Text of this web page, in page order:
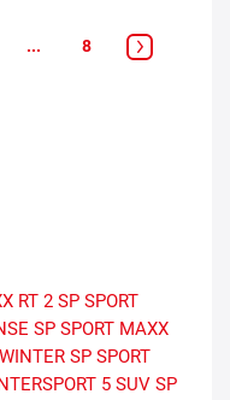
... 8
RT 2 SP SPORT
SP SPORT MAXX
WINTER SP SPORT
5 SUV SP